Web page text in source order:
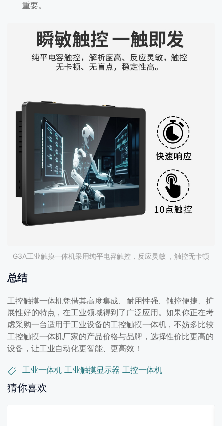
重要。
G3A工业触摸一体机采用纯平电容触控，反应灵敏 ，触控无卡顿
总结
工控触摸一体机凭借其高度集成、耐用性强、触控便捷、扩
展性好的特点，在工业领域得到了广泛应用。如果你正在考
虑采购一台适用于工业设备的工控触摸一体机，不妨多比较
工控触摸一体机厂家的产品价格与品牌，选择性价比更高的
设备，让工业自动化更智能、更高效！
工业一体机 工业触摸显示器 工控一体机
猜你喜欢